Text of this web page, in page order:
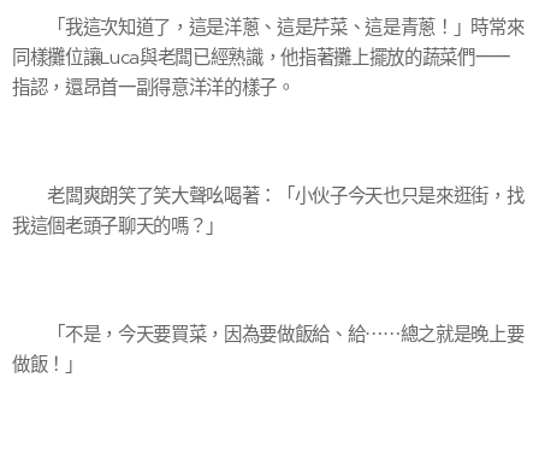
「我這次知道了，這是洋蔥、這是芹菜、這是青蔥！」時常來
同樣攤位讓Luca與老闆已經熟識，他指著攤上擺放的蔬菜們一一
指認，還昂首一副得意洋洋的樣子。
老闆爽朗笑了笑大聲吆喝著：「小伙子今天也只是來逛街，找
我這個老頭子聊天的嗎？」
「不是，今天要買菜，因為要做飯給、給⋯⋯總之就是晚上要
做飯！」